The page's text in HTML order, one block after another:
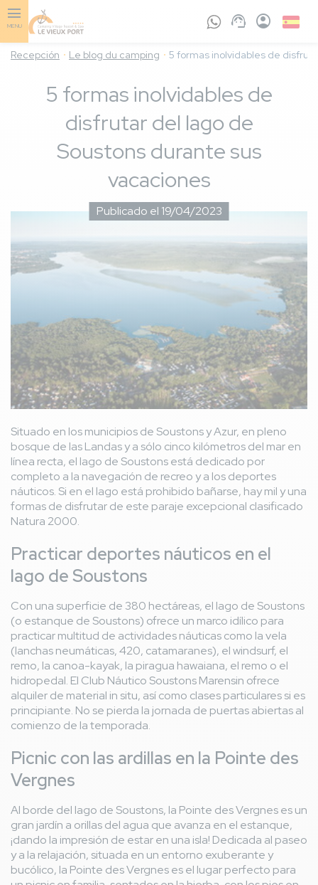
Skip
to
content
MENU
Recepción Le blog du camping 5 formas inolvidables de
5 formas inolvidables de
disfrutar del lago de
Soustons durante sus
vacaciones
Publicado el 19/04/2023
Situado en los municipios de Soustons y Azur, en pleno
bosque de las Landas y a sólo cinco kilómetros del mar en
línea recta, el lago de Soustons está dedicado por
completo a la navegación de recreo y a los deportes
náuticos. Si en el lago está prohibido bañarse, hay mil y una
formas de disfrutar de este paraje excepcional clasificado
Natura 2000.
Practicar deportes náuticos en el
lago de Soustons
Con una superficie de 380 hectáreas, el lago de Soustons
(o estanque de Soustons) ofrece un marco idílico para
practicar multitud de actividades náuticas como la vela
(lanchas neumáticas, 420, catamaranes), el windsurf, el
remo, la canoa-kayak, la piragua hawaiana, el remo o el
hidropedal. El Club Náutico Soustons Marensin ofrece
alquiler de material in situ, así como clases particulares si es
principiante. No se pierda la jornada de puertas abiertas al
comienzo de la temporada.
Picnic con las ardillas en la Pointe des
Vergnes
Al borde del lago de Soustons, la Pointe des Vergnes es un
gran jardín a orillas del agua que avanza en el estanque,
¡dando la impresión de estar en una isla! Dedicada al paseo
y a la relajación, situada en un entorno exuberante y
bucólico, la Pointe des Vergnes es el lugar perfecto para